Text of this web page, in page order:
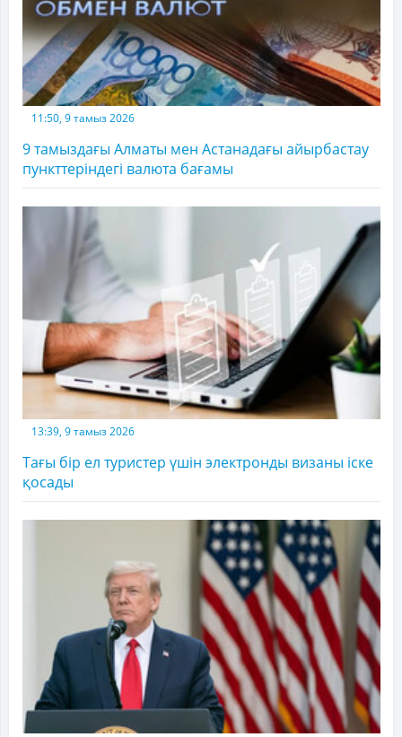
11:50, 9 тамыз 2026
9 тамыздағы Алматы мен Астанадағы айырбастау
пункттеріндегі валюта бағамы
13:39, 9 тамыз 2026
Тағы бір ел туристер үшін электронды визаны іске
қосады